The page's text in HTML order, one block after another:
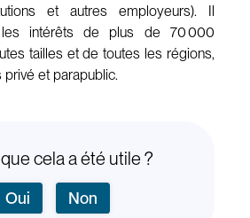
et autres employeurs). Il
les intérêts de plus de 70 000
tailles et de toutes les régions,
et parapublic.
cela a été utile ?
Oui Non